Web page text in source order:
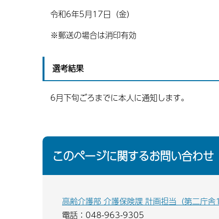
令和6年5月17日（金）
※郵送の場合は消印有効
選考結果
6月下旬ごろまでに本人に通知します。
このページに関するお問い合わせ
高齢介護部 介護保険課 計画担当（第二庁舎
電話：048-963-9305